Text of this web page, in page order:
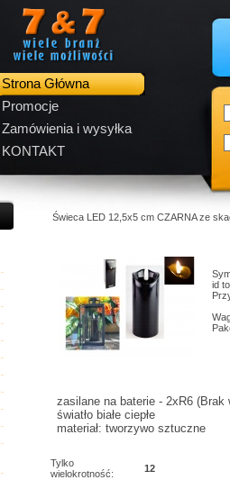
Strona Główna
Promocje
Zamówienia i wysyłka
KONTAKT
Świeca LED 12,5x5 cm CZARNA ze
id
zasilane na baterie - 2xR6 (Brak
światło białe ciepłe
materiał: tworzywo sztuczne
Tylko
wielokrotność:
12